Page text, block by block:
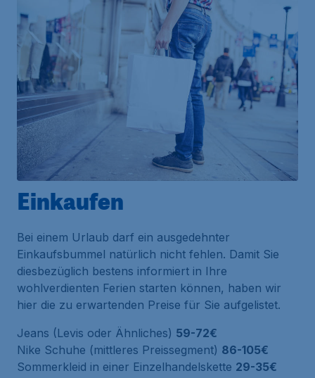
Einkaufen
Bei einem Urlaub darf ein ausgedehnter
Einkaufsbummel natürlich nicht fehlen. Damit Sie
diesbezüglich bestens informiert in Ihre
wohlverdienten Ferien starten können, haben wir
hier die zu erwartenden Preise für Sie aufgelistet.
Jeans (Levis oder Ähnliches) 59-72€
Nike Schuhe (mittleres Preissegment) 86-105€
Sommerkleid in einer Einzelhandelskette 29-35€